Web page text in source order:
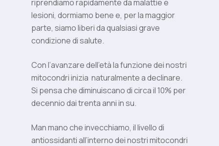
riprendiamo rapidamente da malattie e
lesioni, dormiamo bene e, per la maggior
parte, siamo liberi da qualsiasi grave
condizione di salute.
Con l’avanzare dell’età la funzione dei nostri
mitocondri inizia naturalmente a declinare.
Si pensa che diminuiscano di circa il 10% per
decennio dai trenta anni in su.
Man mano che invecchiamo, il livello di
antiossidanti all’interno dei nostri mitocondri